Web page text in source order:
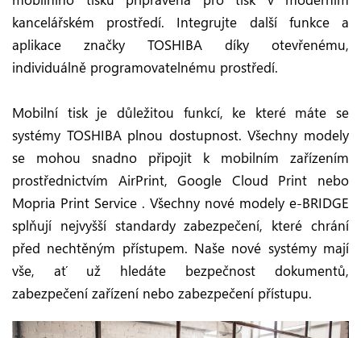
kancelářském prostředí. Integrujte další funkce a
aplikace značky TOSHIBA díky otevřenému,
individuálně programovatelnému prostředí.
Mobilní tisk je důležitou funkcí, ke které máte se
systémy TOSHIBA plnou dostupnost. Všechny modely
se mohou snadno připojit k mobilním zařízením
prostřednictvím AirPrint, Google Cloud Print nebo
Mopria Print Service . Všechny nové modely e-BRIDGE
splňují nejvyšší standardy zabezpečení, které chrání
před nechtěným přístupem. Naše nové systémy mají
vše, ať už hledáte bezpečnost dokumentů,
zabezpečení zařízení nebo zabezpečení přístupu.